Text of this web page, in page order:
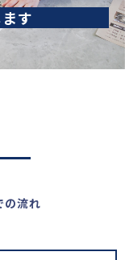
す
の流れ